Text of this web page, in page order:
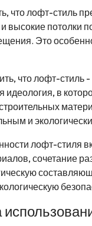
что лофт-стиль
высокие потолки
Это
что лофт-стиль
идеология, в
и
лофт-стиля
сочетание